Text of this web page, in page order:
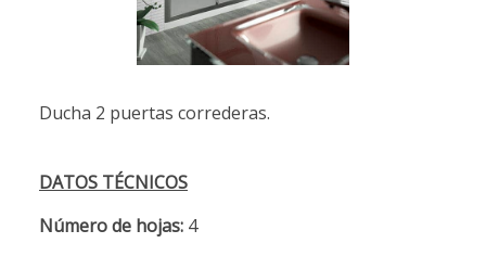
Ducha 2 puertas correderas.
DATOS TÉCNICOS
Número de hojas: 4